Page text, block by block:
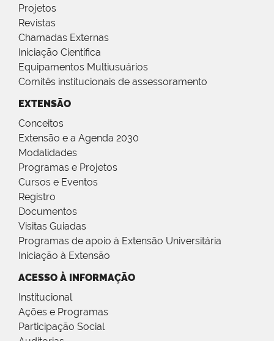
Projetos
Revistas
Chamadas Externas
Iniciação Científica
Equipamentos Multiusuários
Comitês institucionais de assessoramento
EXTENSÃO
Conceitos
Extensão e a Agenda 2030
Modalidades
Programas e Projetos
Cursos e Eventos
Registro
Documentos
Visitas Guiadas
Programas de apoio à Extensão Universitária
Iniciação à Extensão
ACESSO À INFORMAÇÃO
Institucional
Ações e Programas
Participação Social